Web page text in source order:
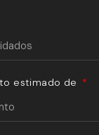
estimado de